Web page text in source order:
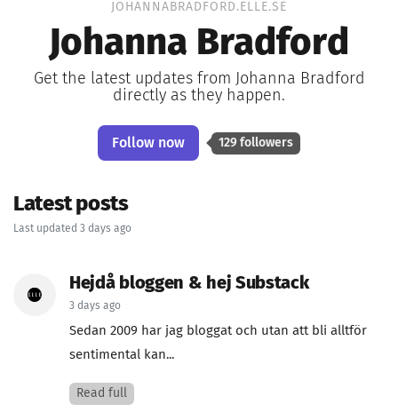
JOHANNABRADFORD.ELLE.SE
Johanna Bradford
Get the latest updates from Johanna Bradford
directly as they happen.
Follow now 129 followers
Latest posts
Last updated 3 days ago
Hejdå bloggen & hej Substack
3 days ago
Sedan 2009 har jag bloggat och utan att bli alltför
sentimental kan...
Read full